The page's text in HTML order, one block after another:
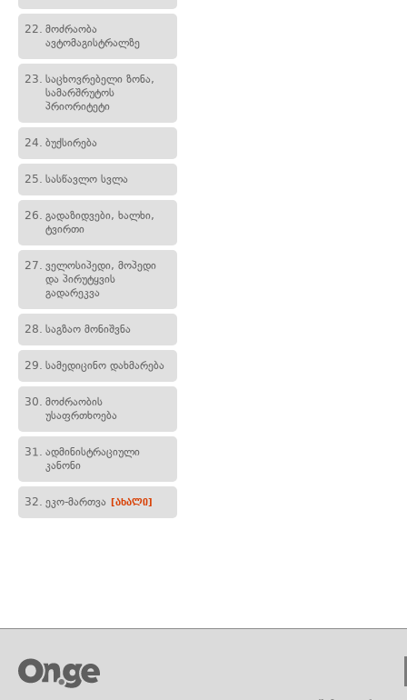
22. მოძრაობა
ავტომაგისტრალზე
23. საცხოვრებელი ზონა,
სამარშრუტოს
პრიორიტეტი
24. ბუქსირება
25. სასწავლო სვლა
26. გადაზიდვები, ხალხი,
ტვირთი
27. ველოსიპედი, მოპედი
და პირუტყვის
გადარეკვა
28. საგზაო მონიშვნა
29. სამედიცინო დახმარება
30. მოძრაობის
უსაფრთხოება
31. ადმინისტრაციული
კანონი
32. ეკო-მართვა [ახალი]